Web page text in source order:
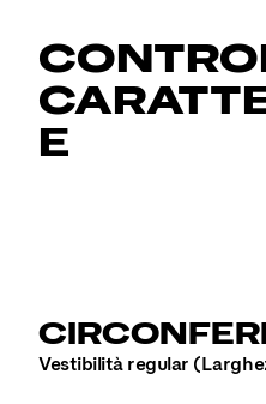
E
Vestibilità regular